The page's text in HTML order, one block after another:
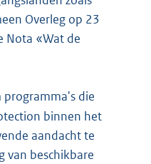
Overleg op 23
Nota «Wat de
programma's die
binnen het
aandacht te
van beschikbare